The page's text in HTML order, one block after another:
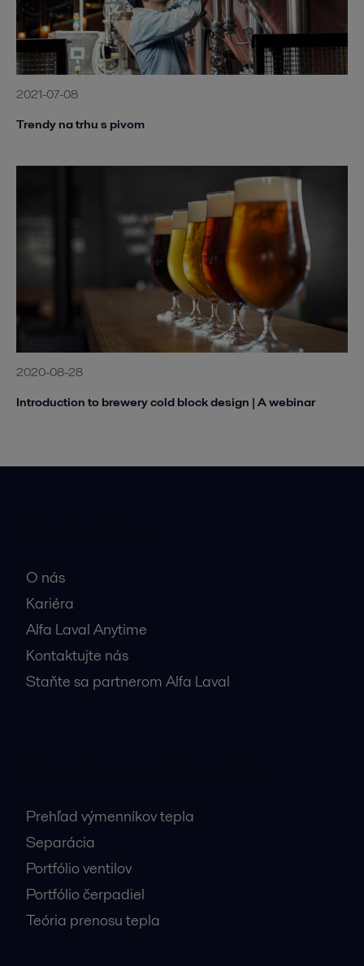
2021-07-08
Trendy na trhu s pivom
2020-08-28
Introduction to brewery cold block design | A webinar
O nás
Kariéra
Alfa Laval Anytime
Kontaktujte nás
Staňte sa partnerom Alfa Laval
Prehľad výmenníkov tepla
Separácia
Portfólio ventilov
Portfólio čerpadiel
Teória prenosu tepla